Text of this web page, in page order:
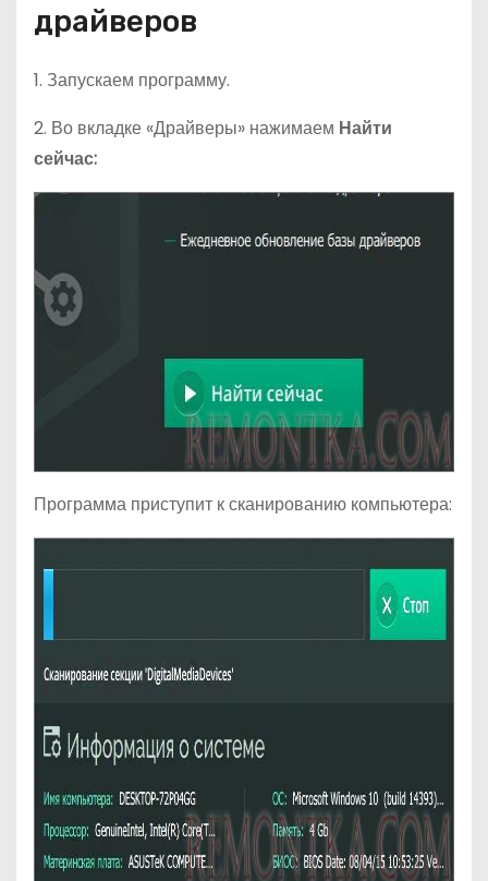
драйверов
1. Запускаем программу.
2. Во вкладке «Драйверы» нажимаем Найти
сейчас:
Программа приступит к сканированию компьютера: